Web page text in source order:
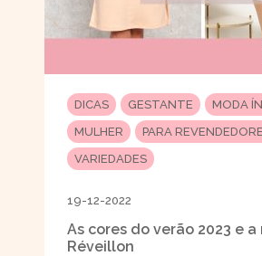
DICAS GESTANTE
MODA
MULHER
PARA
VARIEDADES
19-12-2022
As cores do verão 2023 e
Réveillon